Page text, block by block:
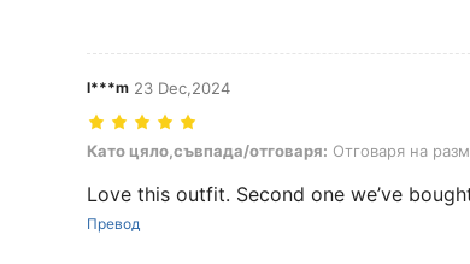
l***m 23 Dec,2024
Като цяло,съвпада/отговаря: Отговаря на размера,
Като цяло,съвпада/отговаря: Отговаря на
Love this outfit. Second one we’ve
Превод